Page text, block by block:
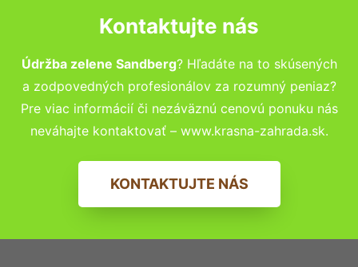
Kontaktujte nás
Údržba zelene Sandberg? Hľadáte na to skúsených
a zodpovedných profesionálov za rozumný peniaz?
Pre viac informácií či nezáväznú cenovú ponuku nás
neváhajte kontaktovať – www.krasna-zahrada.sk.
KONTAKTUJTE NÁS